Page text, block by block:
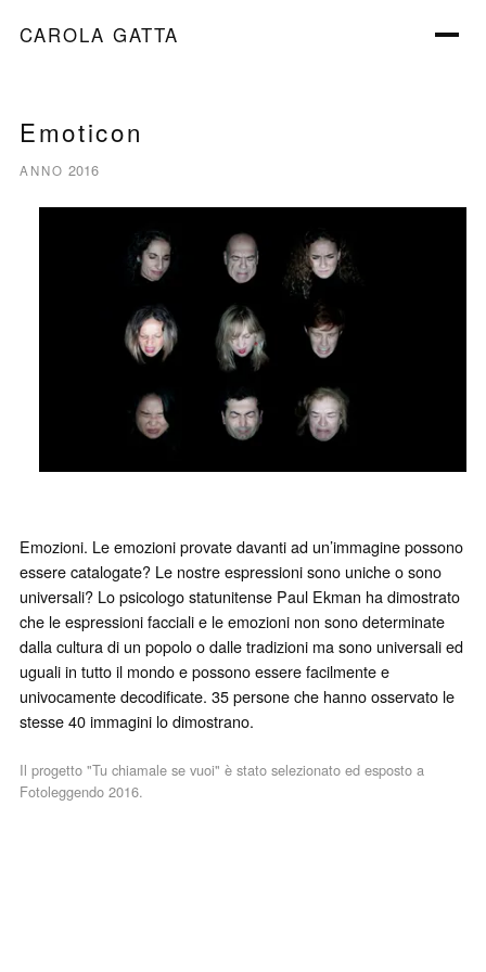
CAROLA GATTA
Emoticon
ANNO 2016
Emozioni. Le emozioni provate davanti ad un’immagine possono
essere catalogate? Le nostre espressioni sono uniche o sono
universali? Lo psicologo statunitense Paul Ekman ha dimostrato
che le espressioni facciali e le emozioni non sono determinate
dalla cultura di un popolo o dalle tradizioni ma sono universali ed
uguali in tutto il mondo e possono essere facilmente e
univocamente decodificate. 35 persone che hanno osservato le
stesse 40 immagini lo dimostrano.
Il progetto "Tu chiamale se vuoi" è stato selezionato ed esposto a
Fotoleggendo 2016.